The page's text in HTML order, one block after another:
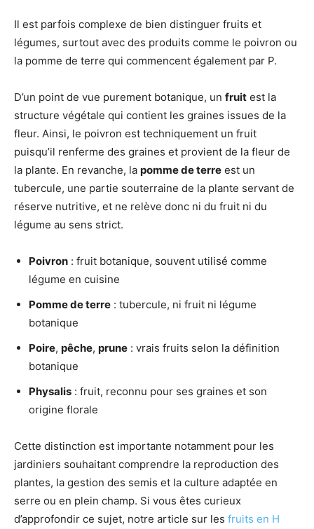
Il est parfois complexe de bien distinguer fruits et
légumes, surtout avec des produits comme le poivron ou
la pomme de terre qui commencent également par P.
D’un point de vue purement botanique, un fruit est la
structure végétale qui contient les graines issues de la
fleur. Ainsi, le poivron est techniquement un fruit
puisqu’il renferme des graines et provient de la fleur de
la plante. En revanche, la pomme de terre est un
tubercule, une partie souterraine de la plante servant de
réserve nutritive, et ne relève donc ni du fruit ni du
légume au sens strict.
Poivron : fruit botanique, souvent utilisé comme
légume en cuisine
Pomme de terre : tubercule, ni fruit ni légume
botanique
Poire, pêche, prune : vrais fruits selon la définition
botanique
Physalis : fruit, reconnu pour ses graines et son
origine florale
Cette distinction est importante notamment pour les
jardiniers souhaitant comprendre la reproduction des
plantes, la gestion des semis et la culture adaptée en
serre ou en plein champ. Si vous êtes curieux
d’approfondir ce sujet, notre article sur les fruits en H